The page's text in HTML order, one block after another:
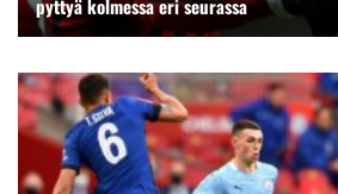
pyttyä kolmessa eri seurassa